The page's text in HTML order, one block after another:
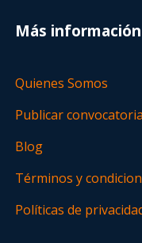
Más información
Quienes Somos
Publicar convocatoria
Blog
Términos y
Políticas de